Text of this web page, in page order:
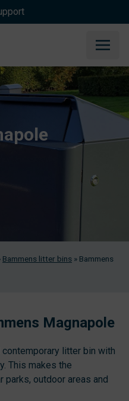
Bammens litter bins » Bammens
Magnapole
litter bin with
This makes the
parks, outdoor areas and